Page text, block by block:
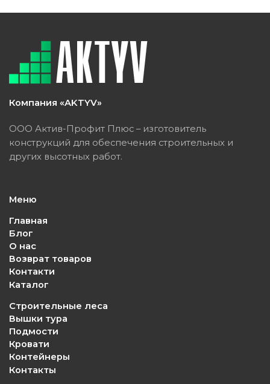
Компания «AKTYV»
ООО Актив-Профит Плюс – изготовитель
конструкций для обеспечения строительных и
других высотных работ.
Меню
Главная
Блог
О нас
Возврат товаров
Контакти
Каталог
Строительные леса
Вышки тура
Подмости
Кровати
Контейнеры
Контакты